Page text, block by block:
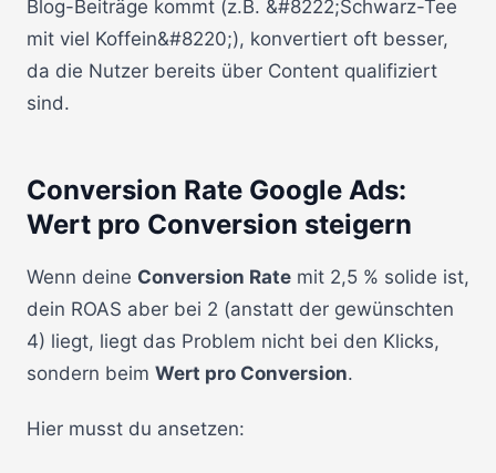
Blog-Beiträge kommt (z.B. &#8222;Schwarz-Tee
mit viel Koffein&#8220;), konvertiert oft besser,
da die Nutzer bereits über Content qualifiziert
sind.
Conversion Rate Google Ads:
Wert pro Conversion steigern
Wenn deine Conversion Rate mit 2,5 % solide ist,
dein ROAS aber bei 2 (anstatt der gewünschten
4) liegt, liegt das Problem nicht bei den Klicks,
sondern beim Wert pro Conversion.
Hier musst du ansetzen: